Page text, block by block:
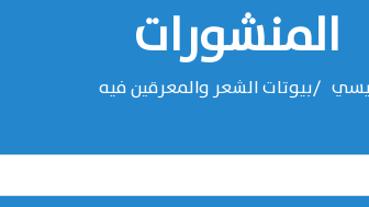
المنشورات
بيوتات الشعر والمعرقين فيه